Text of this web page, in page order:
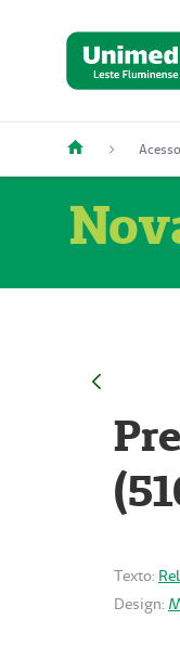
Texto:
Design: